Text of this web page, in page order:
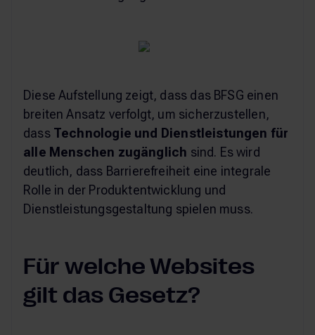
Diese Aufstellung zeigt, dass das BFSG einen
breiten Ansatz verfolgt, um sicherzustellen,
dass Technologie und Dienstleistungen für
alle Menschen zugänglich sind. Es wird
deutlich, dass Barrierefreiheit eine integrale
Rolle in der Produktentwicklung und
Dienstleistungsgestaltung spielen muss.
Für welche Websites
gilt das Gesetz?